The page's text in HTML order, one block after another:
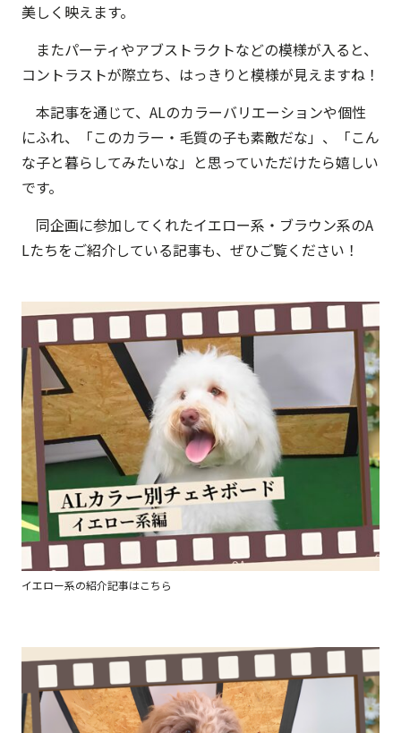
美しく映えます。
またパーティやアブストラクトなどの模様が入ると、
コントラストが際立ち、はっきりと模様が見えますね！
本記事を通じて、ALのカラーバリエーションや個性
にふれ、「このカラー・毛質の子も素敵だな」、「こん
な子と暮らしてみたいな」と思っていただけたら嬉しい
です。
同企画に参加してくれたイエロー系・ブラウン系のA
Lたちをご紹介している記事も、ぜひご覧ください！
イエロー系の紹介記事はこちら